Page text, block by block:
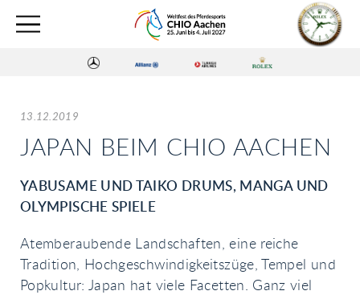
13.12.2019
JAPAN BEIM CHIO AACHEN
YABUSAME UND TAIKO DRUMS, MANGA UND
OLYMPISCHE SPIELE
Atemberaubende Landschaften, eine reiche
Tradition, Hochgeschwindigkeitszüge, Tempel und
Popkultur: Japan hat viele Facetten. Ganz viel